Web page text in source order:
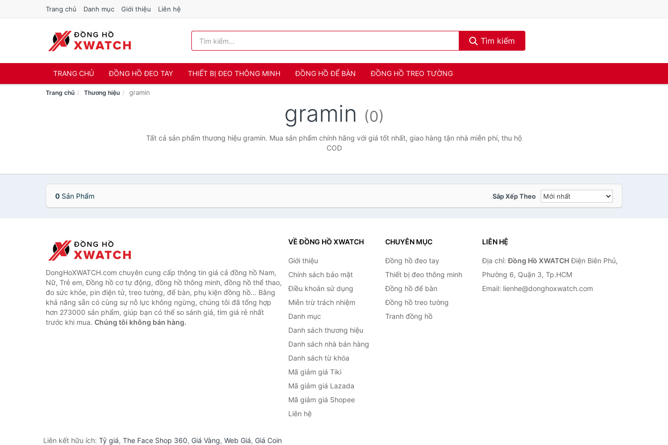
Trang chủ Danh mục Giới thiệu Liên hệ
Tìm kiếm
TRANG CHỦ ĐỒNG HỒ ĐEO TAY THIẾT BỊ ĐEO THÔNG MINH ĐỒNG HỒ ĐỂ BÀN ĐỒNG HỒ TREO TƯỜNG
Trang chủ Thương hiệu gramin
gramin (0)
Tất cả sản phẩm thương hiệu gramin. Mua sản phẩm chính hãng với giá tốt nhất, giao hàng tận nhà miễn phí, thu hộ
COD
0 Sản Phẩm Sắp Xếp Theo
DongHoXWATCH.com chuyên cung cấp thông tin giá cả đồng hồ Nam,
Nữ, Trẻ em, Đồng hồ cơ tự động, đồng hồ thông minh, đồng hồ thể thao,
đo sức khỏe, pin điện tử, treo tường, để bàn, phụ kiện đồng hồ... Bằng
khả năng sẵn có cùng sự nỗ lực không ngừng, chúng tôi đã tổng hợp
hơn 273000 sản phẩm, giúp bạn có thể so sánh giá, tìm giá rẻ nhất
trước khi mua. Chúng tôi không bán hàng.
VỀ ĐỒNG HỒ XWATCH
Giới thiệu
Chính sách bảo mật
Điều khoản sử dụng
Miễn trừ trách nhiệm
Danh mục
Danh sách thương hiệu
Danh sách nhà bán hàng
Danh sách từ khóa
Mã giảm giá Tiki
Mã giảm giá Lazada
Mã giảm giá Shopee
Liên hệ
CHUYÊN MỤC
Đồng hồ đeo tay
Thiết bị đeo thông minh
Đồng hồ để bàn
Đồng hồ treo tường
Tranh đồng hồ
LIÊN HỆ
Địa chỉ:Đồng Hồ XWATCHĐiện Biên Phủ,
Phường 6, Quận 3, Tp.HCM
Email: lienhe@donghoxwatch.com
Liên kết hữu ích: Tỷ giá, The Face Shop 360, Giá Vàng, Web Giá, Giá Coin